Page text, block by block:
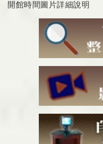
開館時間圖片詳細說明